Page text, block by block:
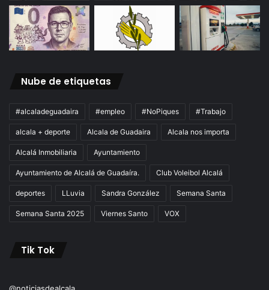
Nube de etiquetas
#alcaladeguadaira #empleo #NoPiques #Trabajo
alcala + deporte Alcala de Guadaira Alcala nos importa
Alcalá Inmobiliaria Ayuntamiento
Ayuntamiento de Alcalá de Guadaíra. Club Voleibol Alcalá
deportes LLuvia Sandra González Semana Santa
Semana Santa 2025 Viernes Santo VOX
Tik Tok